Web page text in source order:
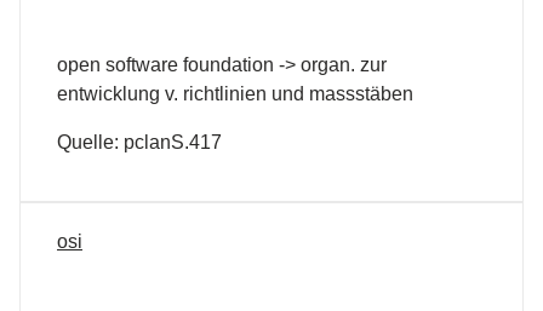
open software foundation -> organ. zur
entwicklung v. richtlinien und massstäben
Quelle: pclanS.417
osi